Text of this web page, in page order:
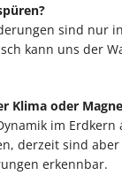
sind nur
kann uns der
Klima oder
im Erdkern
derzeit sind aber
erkennbar.